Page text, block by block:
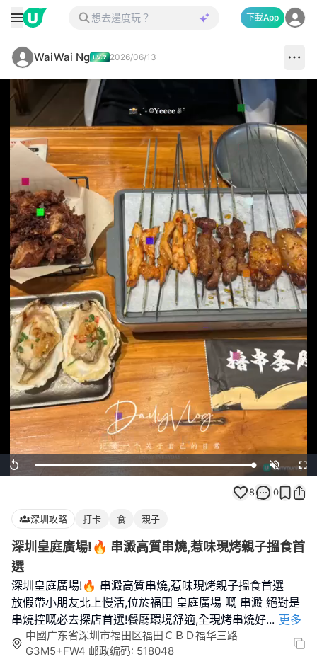
下載App
WaiWai Ng 2026/06/13
Replay Loaded:
100.00%
Unmute
8 0
深圳攻略 打卡 食 親子
深圳皇庭廣場!🔥 串澱高質串燒,惹味現烤親子搵食首
選
深圳皇庭廣場!🔥 串澱高質串燒,惹味現烤親子搵食首選
放假帶小朋友北上慢活,位於福田 皇庭廣場 嘅 串澱 絕對是
串燒控嘅必去探店首選!餐廳環境舒適,全現烤串燒好... 更多
中國广东省深圳市福田区福田ＣＢＤ福华三路
G3M5+FW4 邮政编码: 518048